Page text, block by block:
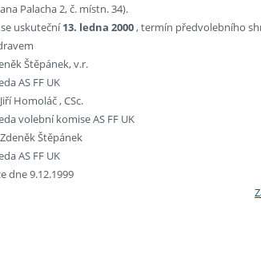
Palacha 2, č. místn. 34).
uskuteční13. ledna 2000, termín předvolebního
Štěpánek, v.r.
AS FF UK
Homoláč , CSc.
volební komise AS FF UK
Štěpánek
AS FF UK
dne 9.12.1999